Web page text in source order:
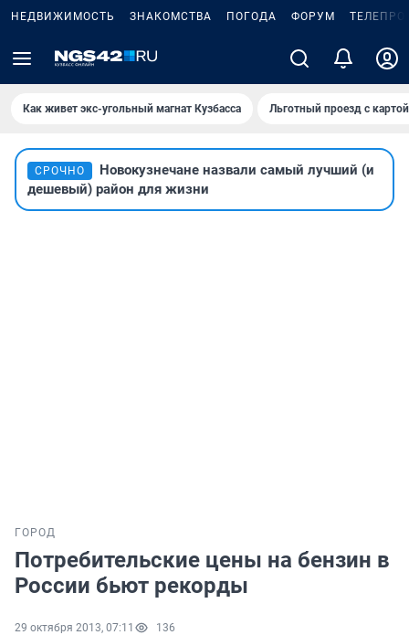
НЕДВИЖИМОСТЬ ЗНАКОМСТВА ПОГОДА ФОРУМ
Как живет экс-угольный магнат Кузбасса Льготный проезд с
СРОЧНО
Новокузнечане назвали самый лучший (и
дешевый) район для жизни
ГОРОД
Потребительские цены на бензин в
России бьют рекорды
29 октября 2013, 07:11 136